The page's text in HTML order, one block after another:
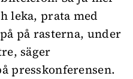
leka, prata med
på rasterna, under
säger
presskonferensen.